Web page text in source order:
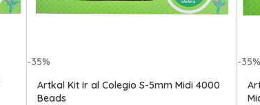
-35%
Artkal Kit Ir al Colegio S-5mm Midi 4000
Beads
-35%